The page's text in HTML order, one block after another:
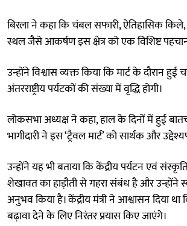
बिरला ने कहा कि चंबल सफारी, ऐतिहासिक किले,
स्थल जैसे आकर्षण इस क्षेत्र को एक विशिष्ट
उन्होंने विश्वास व्यक्त किया कि मार्ट के दौरान
अंतरराष्ट्रीय पर्यटकों की संख्या में वृद्धि होगी।
लोकसभा अध्यक्ष ने कहा, हाल के दिनों में हुई
भागीदारी ने इस ‘ट्रैवल मार्ट’ को सार्थक और
उन्होंने यह भी बताया कि केंद्रीय पर्यटन एवं
शेखावत का हाड़ौती से गहरा संबंध है और उन्होंने
अनुभव किया है। केंद्रीय मंत्री ने आश्वासन दिया था
बढ़ावा देने के लिए निरंतर प्रयास किए जाएंगे।